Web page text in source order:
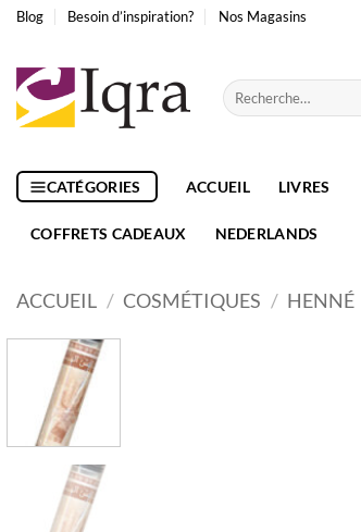
Passer
contenu
Blog Besoin d’inspiration? Nos Magasins
Recherche
pour :
CATÉGORIES ACCUEIL LIVRES
COFFRETS CADEAUX NEDERLANDS
ACCUEIL / COSMÉTIQUES / HENNÉ